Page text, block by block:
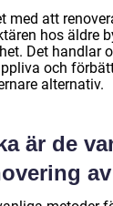
med att
hos äldre
Det handlar
och
alternativ.
är de